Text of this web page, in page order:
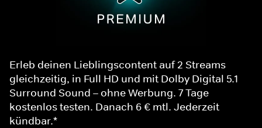
Erleb deinen Lieblingscontent auf 2 Streams
gleichzeitig, in Full HD und mit Dolby Digital 5.1
Surround Sound – ohne Werbung. 7 Tage
kostenlos testen. Danach 6 € mtl. Jederzeit
kündbar.*